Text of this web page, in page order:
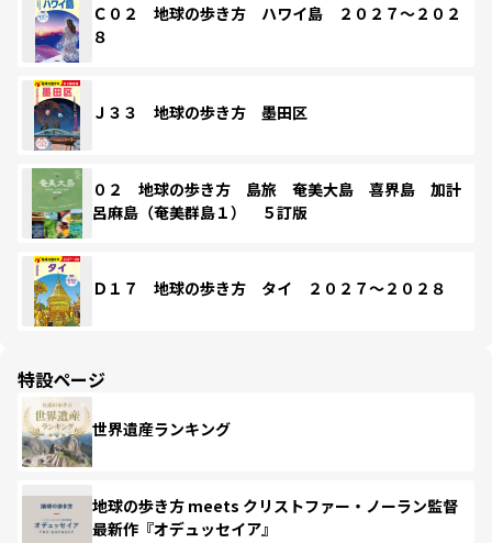
Ｃ０２ 地球の歩き方 ハワイ島 ２０２７～２０２
８
Ｊ３３ 地球の歩き方 墨田区
０２ 地球の歩き方 島旅 奄美大島 喜界島 加計
呂麻島（奄美群島１） ５訂版
Ｄ１７ 地球の歩き方 タイ ２０２７～２０２８
特設ページ
世界遺産ランキング
地球の歩き方 meets クリストファー・ノーラン監督
最新作『オデュッセイア』